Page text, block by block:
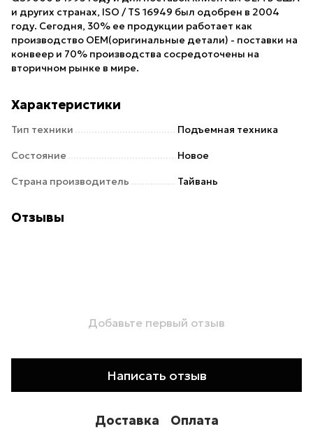
и других странах, ISO / TS 16949 был одобрен в 2004
году. Сегодня, 30% ее продукции работает как
производство OEM(оригинальные детали) - поставки на
конвеер и 70% производства сосредоточены на
вторичном рынке в мире.
Характеристики
Тип техники Подъемная техника
Состояние Новое
Страна производитель Тайвань
Отзывы
Добавьте первый отзыв
Написать отзыв
Доставка Оплата